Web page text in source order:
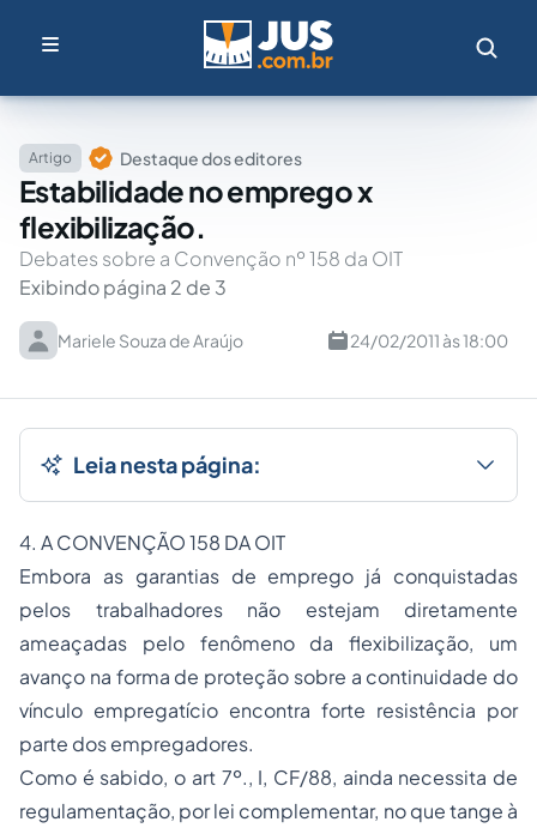
Artigo Destaque dos editores
Estabilidade no emprego x
flexibilização.
Debates sobre a Convenção nº 158 da OIT
Exibindo página 2 de 3
Mariele Souza de Araújo 24/02/2011 às 18:00
Leia nesta página:
4. A CONVENÇÃO 158 DA OIT
Embora as garantias de emprego já conquistadas
pelos trabalhadores não estejam diretamente
ameaçadas pelo fenômeno da flexibilização, um
avanço na forma de proteção sobre a continuidade do
vínculo empregatício encontra forte resistência por
parte dos empregadores.
Como é sabido, o art 7º., I, CF/88, ainda necessita de
regulamentação, por lei complementar, no que tange à